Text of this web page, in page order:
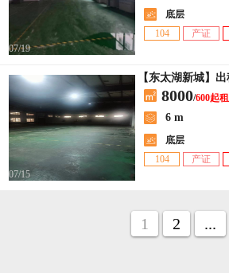
07/19
底层
104
产证
07/15
8000/600起租
6 m
底层
104
产证
1 2 ...